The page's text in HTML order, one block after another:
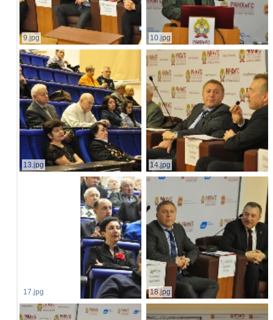
9.jpg 10.jpg
13.jpg 14.jpg
17.jpg 18.jpg